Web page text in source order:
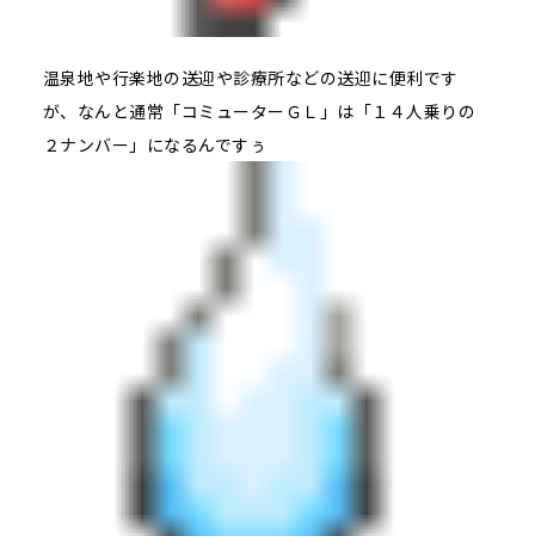
温泉地や行楽地の送迎や診療所などの送迎に便利です
が、なんと通常「コミューターＧＬ」は「１４人乗りの
２ナンバー」になるんですぅ